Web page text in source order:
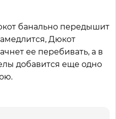
банально передышит
Дюкот
ее перебивать, а в
добавится еще одно